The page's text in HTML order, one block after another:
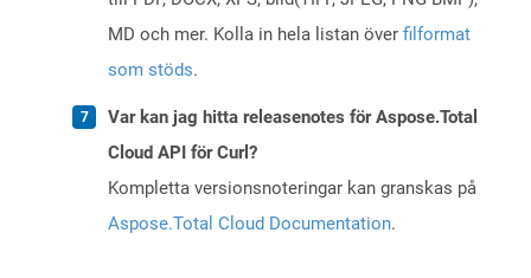
MD och mer. Kolla in hela listan över filformat
som stöds.
Var kan jag hitta releasenotes för Aspose.Total
Cloud API för Curl?
Kompletta versionsnoteringar kan granskas på
Aspose.Total Cloud Documentation.